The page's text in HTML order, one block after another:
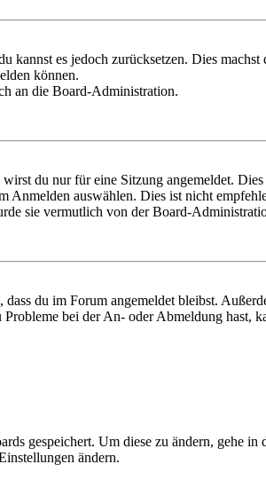
es jedoch zurücksetzen. Dies
können.
an die Board-Administration.
du nur für eine Sitzung angemeldet.
auswählen. Dies ist nicht
sie vermutlich von der Board-
du im Forum angemeldet bleibst.
bei der An- oder Abmeldung hast,
gespeichert. Um diese zu ändern, gehe
ändern.